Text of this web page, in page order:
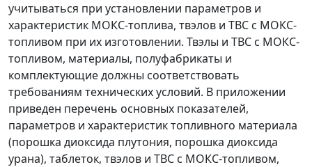
учитываться при установлении параметров и
характеристик МОКС-топлива, твэлов и ТВС с МОКС-
топливом при их изготовлении. Твэлы и ТВС с МОКС-
топливом, материалы, полуфабрикаты и
комплектующие должны соответствовать
требованиям технических условий. В приложении
приведен перечень основных показателей,
параметров и характеристик топливного материала
(порошка диоксида плутония, порошка диоксида
урана), таблеток, твэлов и ТВС с МОКС-топливом,